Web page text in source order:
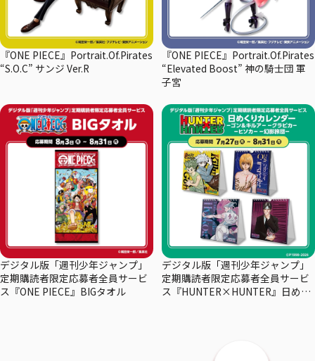
『ONE PIECE』Portrait.Of.Pirates
“S.O.C” サンジ Ver.R
『ONE PIECE』Portrait.Of.Pirates
“Elevated Boost” 神の騎士団 軍
子宮
デジタル版「週刊少年ジャンプ」
定期購読者限定応募者全員サービ
ス『ONE PIECE』BIGタオル
デジタル版「週刊少年ジャンプ」
定期購読者限定応募者全員サービ
ス『HUNTER×HUNTER』日めく